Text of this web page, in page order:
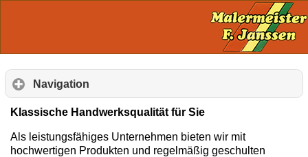
Navigation
Klassische Handwerksqualität für Sie
Als leistungsfähiges Unternehmen bieten wir mit
hochwertigen Produkten und regelmäßig geschulten